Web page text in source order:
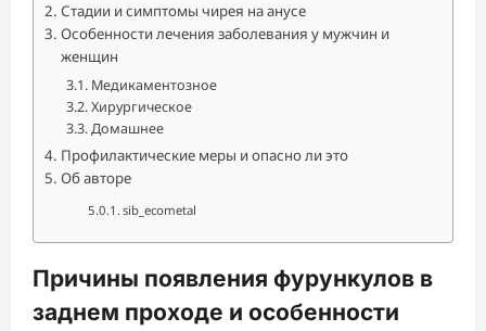
Стадии и симптомы чирея на анусе
Особенности лечения заболевания у мужчин и
женщин
Медикаментозное
Хирургическое
Домашнее
Профилактические меры и опасно ли это
Об авторе
sib_ecometal
Причины появления фурункулов в
заднем проходе и особенности